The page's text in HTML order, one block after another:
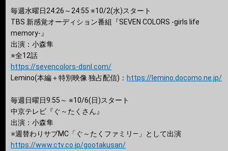
毎週水曜日24:26～24:55 ※10/2(水)スタート
TBS 新感覚オーディション番組『SEVEN COLORS -girls life
memory-』
出演：小森隼
※全12話
https://sevencolors-dsnl.com/
Lemino(本編＋特別映像 独占配信)： https://lemino.docomo.ne.jp/
毎週日曜日9:55～ ※10/6(日)スタート
中京テレビ『ぐ～たくさん』
出演：小森隼
※週替わりサブMC「ぐ～たくファミリ―」として出演
https://www.ctv.co.jp/gootakusan/